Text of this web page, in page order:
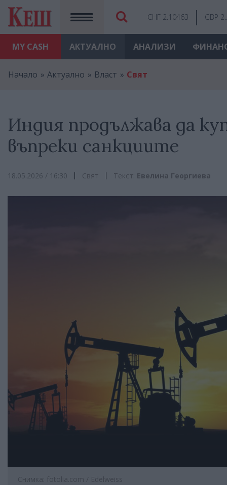
MY CASH
CHF 2.10463 GBP
АКТУАЛНО АНАЛИЗИ
Начало Актуално Власт Свят
Индия продължава да
въпреки санкциите
18.05.2026 / 16:30 Свят Текст: Евелина Георгиева
Снимка: fotolia.com / Edelweiss